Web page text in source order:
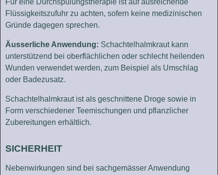
Für eine Durchspülungstherapie ist auf ausreichende
Flüssigkeitszufuhr zu achten, sofern keine medizinischen
Gründe dagegen sprechen.
Äusserliche Anwendung: Schachtelhalmkraut kann
unterstützend bei oberflächlichen oder schlecht heilenden
Wunden verwendet werden, zum Beispiel als Umschlag
oder Badezusatz.
Schachtelhalmkraut ist als geschnittene Droge sowie in
Form verschiedener Teemischungen und pflanzlicher
Zubereitungen erhältlich.
SICHERHEIT
Nebenwirkungen sind bei sachgemässer Anwendung